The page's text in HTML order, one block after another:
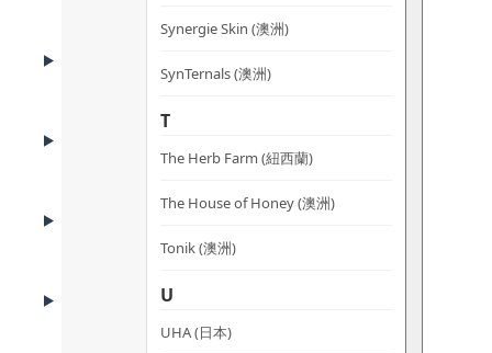
Synergie Skin (澳洲)
SynTernals (澳洲)
T
The Herb Farm (紐西蘭)
The House of Honey (澳洲)
Tonik (澳洲)
U
UHA (日本)
HOW TO USE